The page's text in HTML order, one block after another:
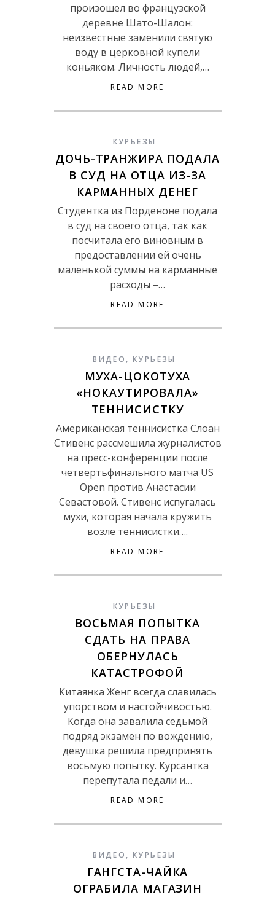
произошел во французской
деревне Шато-Шалон:
неизвестные заменили святую
воду в церковной купели
коньяком. Личность людей,…
READ MORE
КУРЬЕЗЫ
ДОЧЬ-ТРАНЖИРА ПОДАЛА
В СУД НА ОТЦА ИЗ-ЗА
КАРМАННЫХ ДЕНЕГ
Студентка из Порденоне подала
в суд на своего отца, так как
посчитала его виновным в
предоставлении ей очень
маленькой суммы на карманные
расходы –…
READ MORE
ВИДЕО , КУРЬЕЗЫ
МУХА-ЦОКОТУХА
«НОКАУТИРОВАЛА»
ТЕННИСИСТКУ
Американская теннисистка Слоан
Стивенс рассмешила журналистов
на пресс-конференции после
четвертьфинального матча US
Open против Анастасии
Севастовой. Стивенс испугалась
мухи, которая начала кружить
возле теннисистки….
READ MORE
КУРЬЕЗЫ
ВОСЬМАЯ ПОПЫТКА
СДАТЬ НА ПРАВА
ОБЕРНУЛАСЬ
КАТАСТРОФОЙ
Китаянка Женг всегда славилась
упорством и настойчивостью.
Когда она завалила седьмой
подряд экзамен по вождению,
девушка решила предпринять
восьмую попытку. Курсантка
перепутала педали и…
READ MORE
ВИДЕО , КУРЬЕЗЫ
ГАНГСТА-ЧАЙКА
ОГРАБИЛА МАГАЗИН